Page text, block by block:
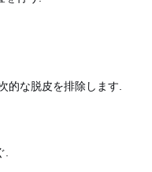
的な脱皮を排除します.